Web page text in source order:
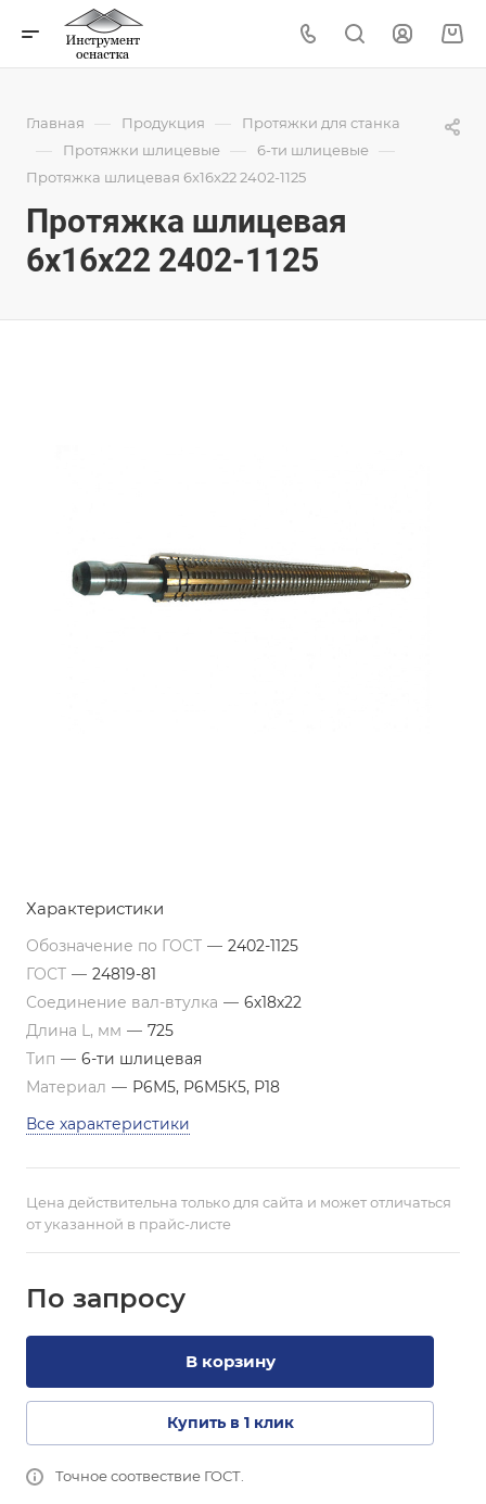
Главная — Продукция — Протяжки для станка
— Протяжки шлицевые — 6-ти шлицевые —
Протяжка шлицевая 6x16x22 2402-1125
Протяжка шлицевая
6x16x22 2402-1125
Характеристики
Обозначение по ГОСТ — 2402-1125
ГОСТ — 24819-81
Соединение вал-втулка — 6х18х22
Длина L, мм — 725
Тип — 6-ти шлицевая
Материал — Р6М5, Р6М5К5, Р18
Все характеристики
Цена действительна только для сайта и может отличаться
от указанной в прайс-листе
По запросу
В корзину
Купить в 1 клик
Точное соотвествие ГОСТ.